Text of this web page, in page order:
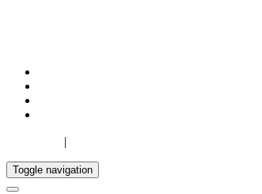
|
Toggle navigation